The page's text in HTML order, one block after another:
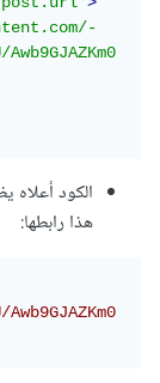
الكود
هذا رابطها: